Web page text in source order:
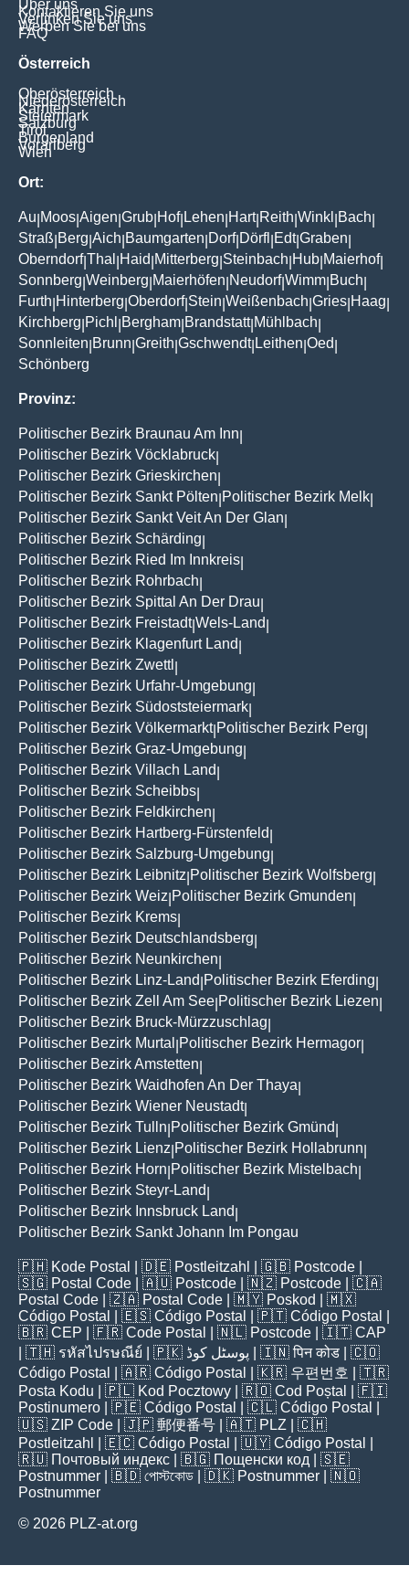
Über uns
Kontaktieren Sie uns
Verlinken Sie uns
Werben Sie bei uns
FAQ
Österreich
Oberösterreich
Niederösterreich
Kärnten
Steiermark
Salzburg
Tirol
Burgenland
Vorarlberg
Wien
Ort:
Au Moos Aigen Grub Hof| Lehen Hart| Reith Winkl Bach
Straß Berg Aich Baumgarten Dorf| Dörfl Edt|Graben
Oberndorf|Thal Haid Mitterberg Steinbach Hub Maierhof|
Sonnberg Weinberg Maierhöfen Neudorf|Wimm Buch
Furth Hinterberg Oberdorf| Stein Weißenbach Gries Haag
Kirchberg Pichl Bergham Brandstatt| Mühlbach
Sonnleiten Brunn Greith Gschwendt| Leithen Oed
Schönberg
Provinz:
Politischer Bezirk Braunau Am Inn
Politischer Bezirk Vöcklabruck
Politischer Bezirk Grieskirchen
Politischer Bezirk Sankt Pölten Politischer Bezirk Melk
Politischer Bezirk Sankt Veit An Der Glan
Politischer Bezirk Schärding
Politischer Bezirk Ried Im Innkreis
Politischer Bezirk Rohrbach
Politischer Bezirk Spittal An Der Drau
Politischer Bezirk Freistadt|Wels-Land
Politischer Bezirk Klagenfurt Land
Politischer Bezirk Zwettl
Politischer Bezirk Urfahr-Umgebung
Politischer Bezirk Südoststeiermark
Politischer Bezirk Völkermarkt| Politischer Bezirk Perg
Politischer Bezirk Graz-Umgebung
Politischer Bezirk Villach Land
Politischer Bezirk Scheibbs
Politischer Bezirk Feldkirchen
Politischer Bezirk Hartberg-Fürstenfeld
Politischer Bezirk Salzburg-Umgebung
Politischer Bezirk Leibnitz Politischer Bezirk Wolfsberg
Politischer Bezirk Weiz Politischer Bezirk Gmunden
Politischer Bezirk Krems
Politischer Bezirk Deutschlandsberg
Politischer Bezirk Neunkirchen
Politischer Bezirk Linz-Land Politischer Bezirk Eferding
Politischer Bezirk Zell Am See Politischer Bezirk Liezen
Politischer Bezirk Bruck-Mürzzuschlag
Politischer Bezirk Murtal
Politischer Bezirk Hermagor
Politischer Bezirk Amstetten
Politischer Bezirk Waidhofen An Der Thaya
Politischer Bezirk Wiener Neustadt|
Politischer Bezirk Tulln Politischer Bezirk Gmünd
Politischer Bezirk Lienz Politischer Bezirk Hollabrunn
Politischer Bezirk Horn Politischer Bezirk Mistelbach
Politischer Bezirk Steyr-Land
Politischer Bezirk Innsbruck Land
Politischer Bezirk Sankt Johann Im Pongau
🇵🇭 Kode Postal | 🇩🇪 Postleitzahl | 🇬🇧 Postcode
🇸🇬 Postal Code | 🇦🇺 Postcode | 🇳🇿 Postcode | 🇨🇦
Postal Code | 🇿🇦 Postal Code | 🇲🇾 Poskod
| 🇲🇽
Código Postal
| 🇪🇸 Código Postal | 🇵🇹 Código Postal
🇧🇷 CEP | 🇫🇷 Code Postal | 🇳🇱 Postcode | 🇮🇹 CAP
| 🇹🇭 รหัสไปรษณีย์ | 🇵🇰 پوسٹل کوڈ | 🇮🇳पिन कोड | 🇨🇴
Código Postal
| 🇦🇷 Código Postal | 🇰🇷 우편번호
| 🇹🇷
Posta Kodu | 🇵🇱 Kod Pocztowy | 🇷🇴 Cod Poștal
| 🇫🇮
Postinumero | 🇵🇪 Código Postal | 🇨🇱 Código Postal
🇺🇸 ZIP Code | 🇯🇵 郵便番号 | 🇦🇹 PLZ | 🇨🇭
Postleitzahl
| 🇪🇨 Código Postal | 🇺🇾 Código Postal
🇷🇺 Почтовый индекс | 🇧🇬 Пощенски код | 🇸🇪
Postnummer | 🇧🇩 পোস্টকোড | 🇩🇰 Postnummer | 🇳🇴
Postnummer
© 2026 PLZ-at.org